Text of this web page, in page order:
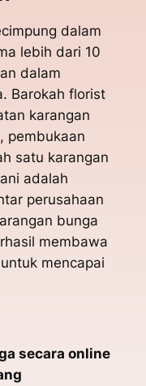
dalam
lebih dari 10
dalam
Barokah florist
karangan
pembukaan
satu karangan
adalah
perusahaan
bunga
membawa
mencapai
secara online